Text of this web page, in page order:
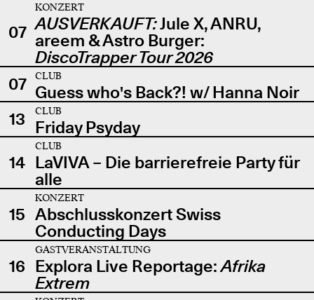
07
KONZERT
AUSVERKAUFT:Jule X, ANRU,
areem & Astro Burger:
DiscoTrapper Tour 2026
07
CLUB
Guess who's Back?! w/ Hanna Noir
13
CLUB
Friday Psyday
14
CLUB
LaVIVA – Die barrierefreie Party für
alle
15
KONZERT
Abschlusskonzert Swiss
Conducting Days
16
GASTVERANSTALTUNG
Explora Live Reportage:Afrika
Extrem